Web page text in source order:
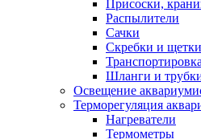
Присоски,
Распылители
Сачки
Скребки и щетки
Транспортировка
Шланги и
Освещение
Терморегуляция
Нагреватели
Термометры